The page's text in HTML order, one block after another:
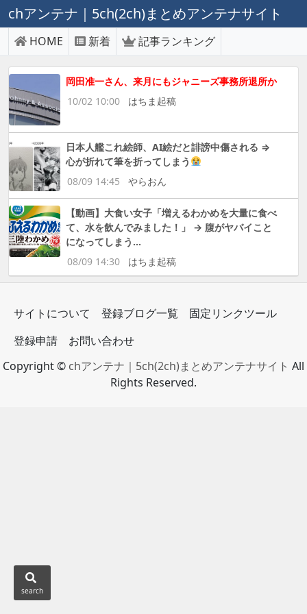
chアンテナ｜5ch(2ch)まとめアンテナサイト
HOME 新着 記事ランキング
岡田准一さん、来月にもジャニーズ事務所退所か
10/02 10:00
はちま起稿
日本人艦これ絵師、AI絵だと誹謗中傷される ⇒
心が折れて筆を折ってしまう
08/09 14:45
やらおん
【動画】大食い女子「増えるわかめを大量に食べ
て、水を飲んでみました！」 → 腹がヤバイこと
になってしまう…
08/09 14:30
はちま起稿
サイトについて 登録ブログ一覧
固定リンクツール
登録申請
お問い合わせ
Copyright © chアンテナ｜5ch(2ch)まとめアンテナサイト All
Rights Reserved.
search